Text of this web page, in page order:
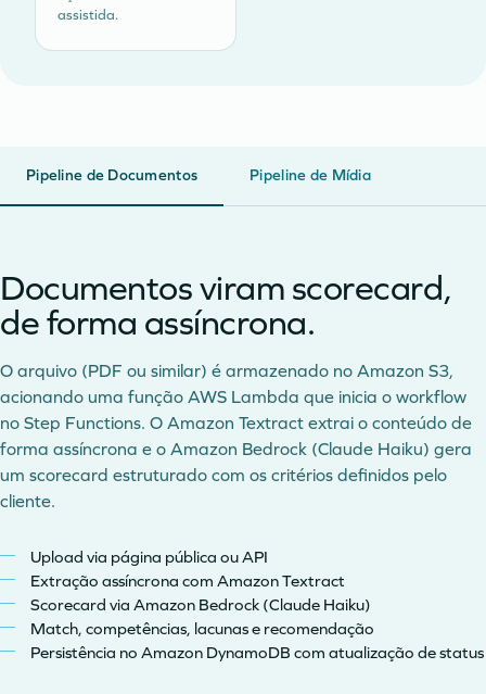
assistida.
Pipeline de Documentos Pipeline de Mídia
Documentos viram scorecard,
de forma assíncrona.
O arquivo (PDF ou similar) é armazenado no Amazon S3,
acionando uma função AWS Lambda que inicia o workflow
no Step Functions. O Amazon Textract extrai o conteúdo de
forma assíncrona e o Amazon Bedrock (Claude Haiku) gera
um scorecard estruturado com os critérios definidos pelo
cliente.
Upload via página pública ou API
Extração assíncrona com Amazon Textract
Scorecard via Amazon Bedrock (Claude Haiku)
Match, competências, lacunas e recomendação
Persistência no Amazon DynamoDB com atualização de status